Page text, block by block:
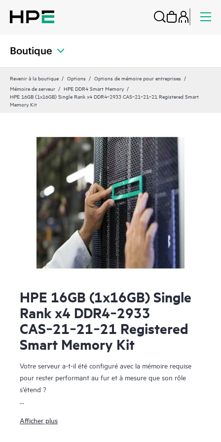
Boutique
Revenir à la boutique Options
Options de mémoire pour entreprises
Mémoire de serveur
HPE DDR4 Smart Memory
HPE 16GB (1x16GB) Single Rank x4 DDR4‑2933 CAS‑21‑21‑21 Registered Smart
Memory Kit
HPE 16GB (1x16GB) Single
Rank x4 DDR4‑2933
CAS‑21‑21‑21 Registered
Smart Memory Kit
Votre serveur a-t-il été configuré avec la mémoire requise
pour rester performant au fur et à mesure que son rôle
s’étend ?
PME et les grandes entreprises qui ont un besoin crucial de
Afficher plus